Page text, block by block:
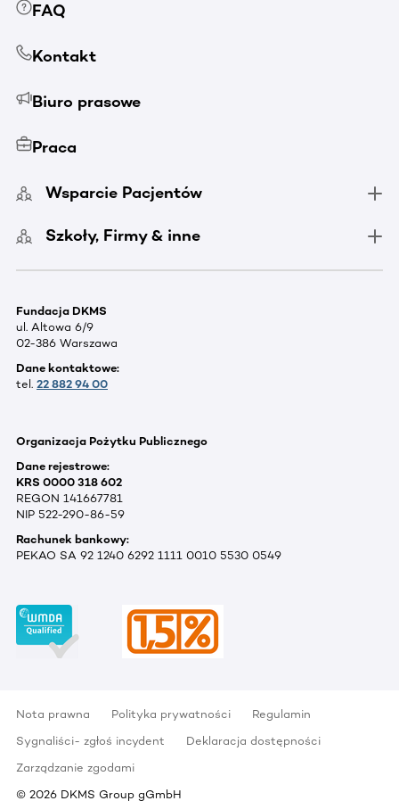
FAQ
Kontakt
Biuro prasowe
Praca
Wsparcie Pacjentów
Szkoły, Firmy & inne
Fundacja DKMS
ul. Altowa 6/9
02-386 Warszawa
Dane kontaktowe:
tel. 22 882 94 00
Organizacja Pożytku Publicznego
Dane rejestrowe:
KRS 0000 318 602
REGON 141667781
NIP 522-290-86-59
Rachunek bankowy:
PEKAO SA 92 1240 6292 1111 0010 5530 0549
Nota prawna Polityka prywatności
Regulamin
Sygnaliści- zgłoś incydent
Deklaracja dostępności
Zarządzanie zgodami
© 2026 DKMS Group gGmbH